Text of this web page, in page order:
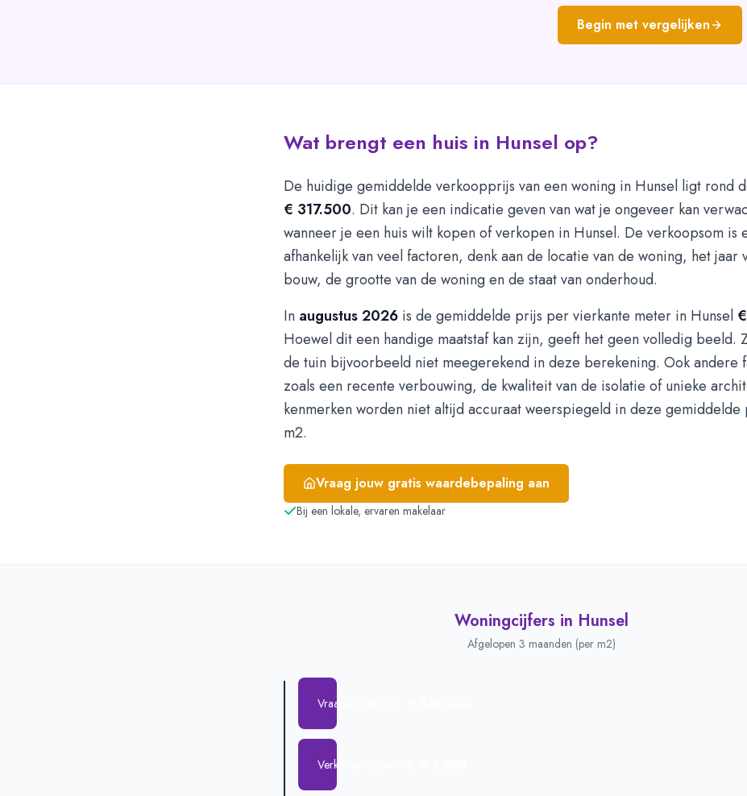
Begin met vergelijken
Wat brengt een huis in Hunsel op?
De huidige gemiddelde verkoopprijs van een woning in Hunsel ligt rond
€ 317.500. Dit kan je een indicatie geven van wat je ongeveer kan
wanneer je een huis wilt kopen of verkopen in Hunsel. De verkoopsom is
afhankelijk van veel factoren, denk aan de locatie van de woning, het jaar
bouw, de grootte van de woning en de staat van onderhoud.
In augustus 2026 is de gemiddelde prijs per vierkante meter in Hunsel
Hoewel dit een handige maatstaf kan zijn, geeft het geen volledig beeld.
de tuin bijvoorbeeld niet meegerekend in deze berekening. Ook andere
zoals een recente verbouwing, de kwaliteit van de isolatie of unieke
kenmerken worden niet altijd accuraat weerspiegeld in deze
m2.
Vraag jouw gratis waardebepaling aan
Bij een lokale, ervaren makelaar
Woningcijfers in Hunsel
Afgelopen 3 maanden (per m2)
Vraagprijs per m2
Verkoopprijs per m2